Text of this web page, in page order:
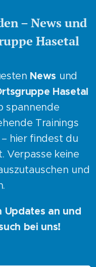
– News und
Hasetal
News und
Hasetal
spannende
Trainings
hier findest du
Verpasse keine
und
Updates an und
bei uns!